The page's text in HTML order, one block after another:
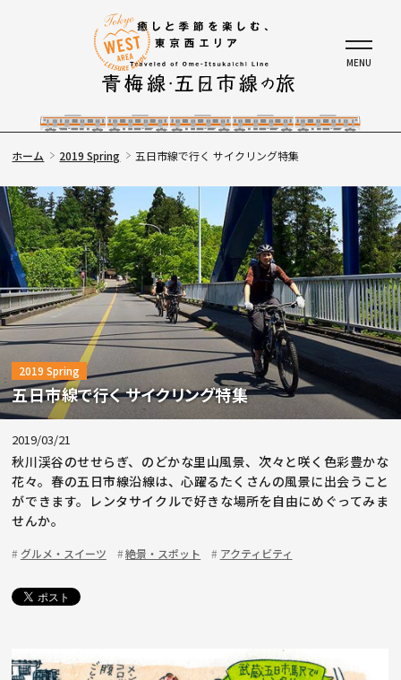
ホーム 2019 Spring 五日市線で行く サイクリング特集
2019 Spring
五日市線で行く サイクリング特集
2019/03/21
秋川渓谷のせせらぎ、のどかな里山風景、次々と咲く色彩豊かな
花々。春の五日市線沿線は、心躍るたくさんの風景に出会うこと
ができます。レンタサイクルで好きな場所を自由にめぐってみま
せんか。
グルメ・スイーツ 絶景・スポット アクティビティ